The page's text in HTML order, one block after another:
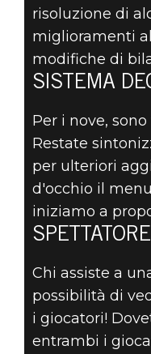
THE
NOTE
risoluzione di
miglioramenti
modifiche di
SISTEMA
Per i nove,
Restate
per ulteriori
d'occhio il
iniziamo a
Chi assiste a
possibilità di
i giocatori!
entrambi i